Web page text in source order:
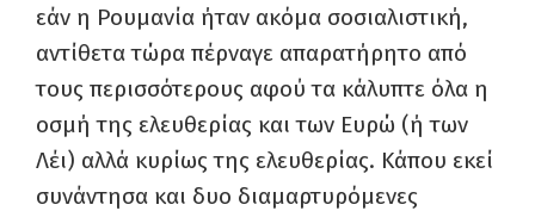
εάν η Ρουμανία ήταν ακόμα σοσιαλιστική,
αντίθετα τώρα πέρναγε απαρατήρητο από
τους περισσότερους αφού τα κάλυπτε όλα η
οσμή της ελευθερίας και των Ευρώ (ή των
Λέι) αλλά κυρίως της ελευθερίας. Κάπου εκεί
συνάντησα και δυο διαμαρτυρόμενες